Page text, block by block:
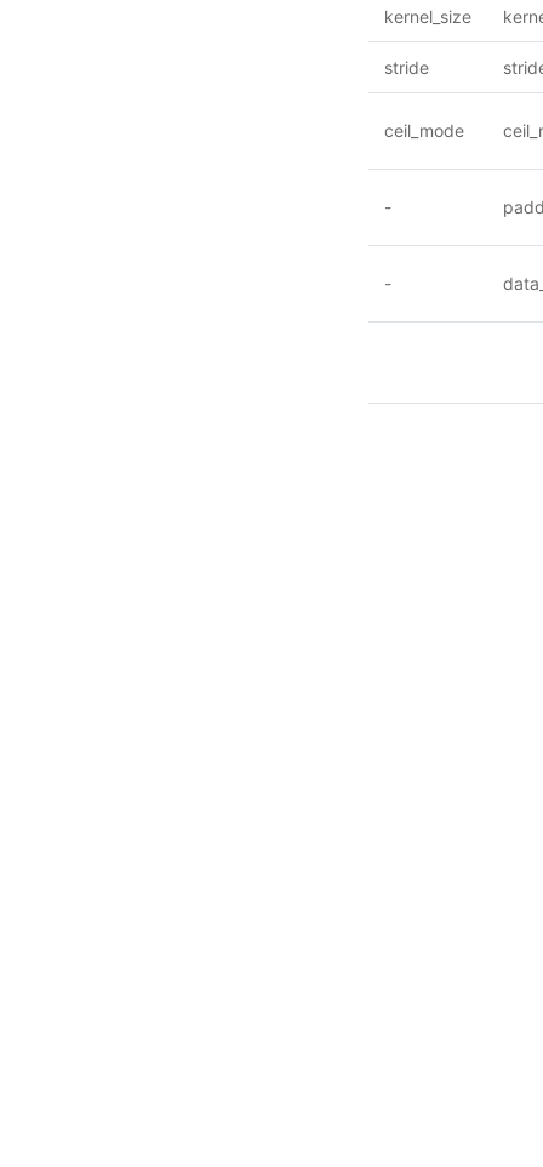
kernel_size
stride
ceil_mode
-
-